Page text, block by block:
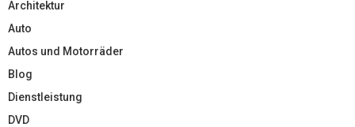
Architektur
Auto
Autos und Motorräder
Blog
Dienstleistung
DVD